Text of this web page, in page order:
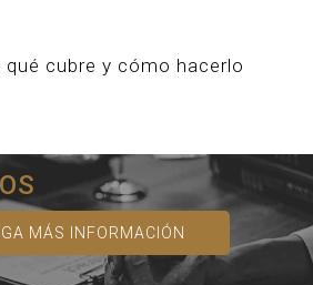
qué cubre y cómo hacerlo
MÁS INFORMACIÓN